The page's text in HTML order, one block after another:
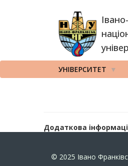
УНІВЕРСИТЕТ
Додаткова
© 2025 Івано